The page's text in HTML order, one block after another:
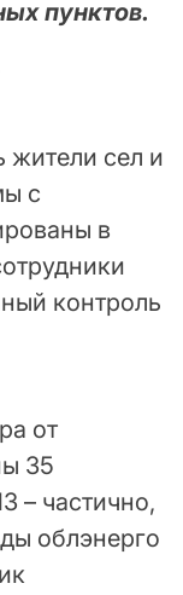
пунктов.
жители сел и
с
в
контроль
от
35
– частично,
облэнерго